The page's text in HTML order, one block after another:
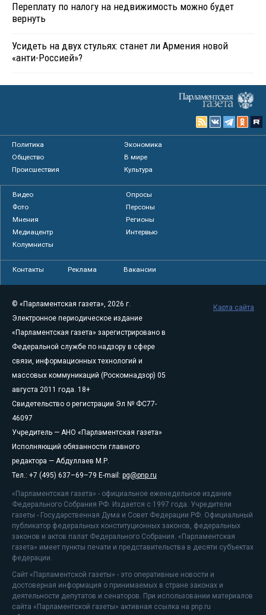
Переплату по налогу на недвижимость можно будет
вернуть
Усидеть на двух стульях: станет ли Армения новой
«анти-Россией»?
Политика
Экономика
Общество
В мире
Происшествия
Культура
Видео
Опросы
Фото
Персоны
Мнения
Регионы
Медиацентр
Интервью
Колумнисты
Контакты Реклама Вакансии
© «Парламентская газета», 2026 г.
Электронное периодическое издание
«Парламентская газета» зарегистрировано в
Федеральной службе по надзору в сфере
связи, информационных технологий и
массовых коммуникаций (Роскомнадзор) 05
августа 2011 года. 18+
Свидетельство о регистрации Эл № ФС77-
46097
Учредитель — АНО «Парламентская газета»
Исполняющий обязанности главного
редактора — Абдуллаев М.Р.
Тел.: +7 (495) 637–69–79 E-mail: pg@pnp.ru
«Парламентская газета» - официальное еженедельное издание
Федерального Собрания РФ. Издается с 1997 года. Учредители
газеты - Государственная Дума и Совет Федерации РФ. Официальный
публикатор федеральных конституционных законов, федеральных
законов и актов палат Федерального Собрания. «Парламентская
газета» имеет пункты печати и представительства в десяти субъектах
федерации.
Сайт «Парламентской газеты» - это оперативные новости и
достоверная информация о принимаемых в стране законах и
деятельности депутатов и сенаторов. При использовании материалов
сайта «Парламентской газеты» активная ссылка на pnp.ru
Карта сайта